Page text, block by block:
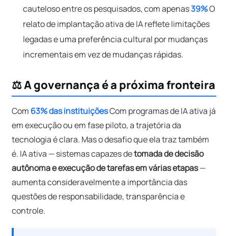
cauteloso entre os pesquisados, com apenas39%O
relato de implantação ativa de IA reflete limitações
legadas e uma preferência cultural por mudanças
incrementais em vez de mudanças rápidas.
⚖️ A governança é a próxima fronteira
Com 63% das instituiçõesCom programas de IA ativa já
em execução ou em fase piloto, a trajetória da
tecnologia é clara. Mas o desafio que ela traz também
é. IA ativa — sistemas capazes detomada de decisão
autônoma e execução de tarefas em várias etapas—
aumenta consideravelmente a importância das
questões de responsabilidade, transparência e
controle.